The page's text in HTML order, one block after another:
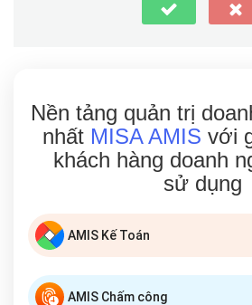
Nền tảng quản trị
nhất MISA AMIS với
khách hàng doanh
sử dụng
AMIS Kế Toán
AMIS Chấm công